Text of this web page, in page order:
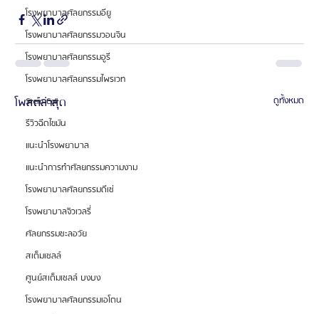
โรงพยาบาลศัลยกรรมอียู
โรงพยาบาลศัลยกรรมวอนจิน
โรงพยาบาลศัลยกรรมอูรี
โรงพยาบาลศัลยกรรมไพรเวท
Stem Cell
รีวิวฉีดไขมัน
แนะนำโรงพยาบาล
แนะนำการทำศัลยกรรมความงาม
โรงพยาบาลศัลยกรรมดีเซ่
โรงพยาบาลจิวเวลรี่
ศัลยกรรมชะลอวัย
สเต็มเซลล์
ศูนย์สเต็มเซลล์ บงบง
โรงพยาบาลศัลยกรรมเอโตน
โพสต์ล่าสุด ดูทั้งหมด